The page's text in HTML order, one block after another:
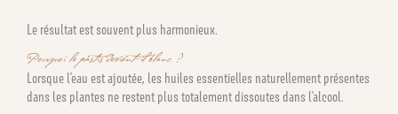
Le résultat est souvent plus harmonieux.
Pourquoi le pastis devient-il blanc ?
Lorsque l’eau est ajoutée, les huiles essentielles naturellement présentes
dans les plantes ne restent plus totalement dissoutes dans l’alcool.